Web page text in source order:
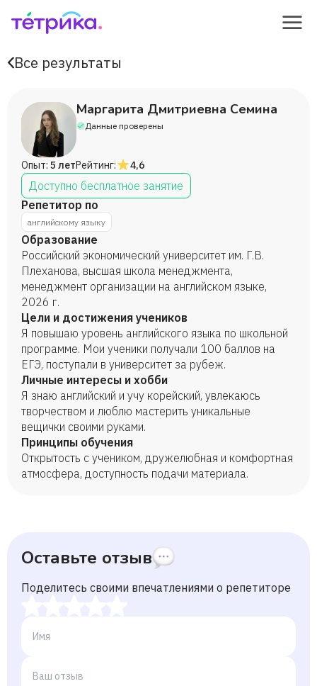
Все результаты
Маргарита Дмитриевна Семина
Данные проверены
Опыт: 5 летРейтинг: 4,6
Доступно бесплатное занятие
Репетитор по
английскому языку
Образование
Российский экономический университет им. Г.В.
Плеханова, высшая школа менеджмента,
менеджмент организации на английском языке,
2026 г.
Цели и достижения учеников
Я повышаю уровень английского языка по школьной
программе. Мои ученики получали 100 баллов на
ЕГЭ, поступали в университет за рубеж.
Личные интересы и хобби
Я знаю английский и учу корейский, увлекаюсь
творчеством и люблю мастерить уникальные
вещички своими руками.
Принципы обучения
Открытость с учеником, дружелюбная и комфортная
атмосфера, доступность подачи материала.
Оставьте отзыв
Поделитесь своими впечатлениями о репетиторе